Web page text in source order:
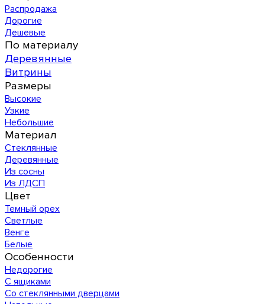
Распродажа
Дорогие
Дешевые
По материалу
Деревянные
Витрины
Размеры
Высокие
Узкие
Небольшие
Материал
Стеклянные
Деревянные
Из сосны
Из ЛДСП
Цвет
Темный орех
Светлые
Венге
Белые
Особенности
Недорогие
С ящиками
Со стеклянными дверцами